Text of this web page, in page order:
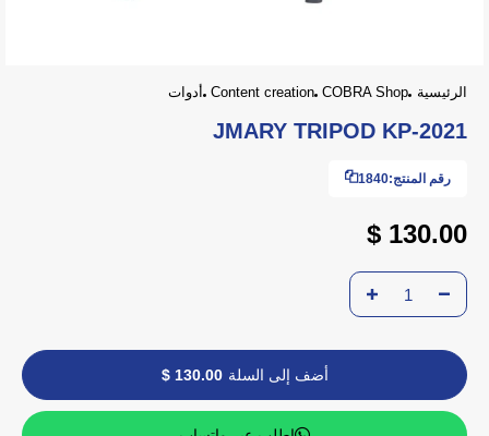
الرئيسية COBRA Shop
Content creation أدوات
JMARY TRIPOD KP-2021
رقم المنتج:1840
130.00 $
أضف إلى السلة 130.00 $